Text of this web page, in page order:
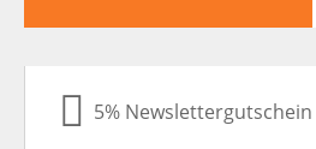
5% Newslettergutschein